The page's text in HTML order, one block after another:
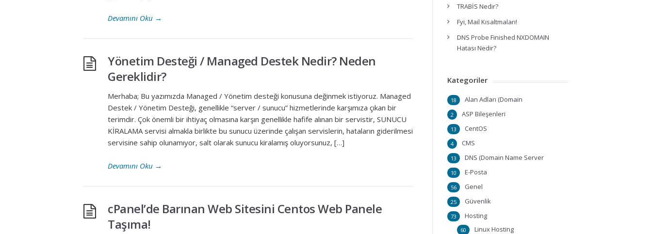
Devamını Oku →
Yönetim Desteği / Managed Destek Nedir? Neden
Gereklidir?
Merhaba; Bu yazımızda Managed / Yönetim desteği konusuna değinmek istiyoruz. Managed
Destek / Yönetim Desteği, genellikle “server / sunucu” hizmetlerinde karşımıza çıkan bir
terimdir. Çok önemli bir ihtiyaç olmasına karşın genellikle hafife alınan bir servistir, SUNUCU
KİRALAMA servisi almakla birlikte bu sunucu üzerinde çalışan servislerin, hataların giderilmesi
servisine sahip olunamıyor, salt olarak sunucu kiralamış oluyorsunuz, […]
Devamını Oku →
cPanel’de Barınan Web Sitesini Centos Web Panele
Taşıma!
TRABİS Nedir?
Fyi, Mail Kısaltmaları!
DNS Probe Finished NXDOMAIN
Hatası Nedir?
Kategoriler
Alan Adları (Domain
18
ASP Bileşenleri
2
CentOS
13
CMS
4
DNS (Domain Name Server
13
E-Posta
10
Genel
56
Güvenlik
25
Hosting
73
Linux Hosting
60